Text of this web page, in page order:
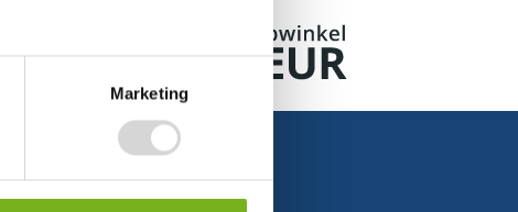
Marketing